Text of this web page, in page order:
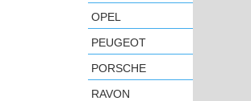
OPEL
PEUGEOT
PORSCHE
RAVON